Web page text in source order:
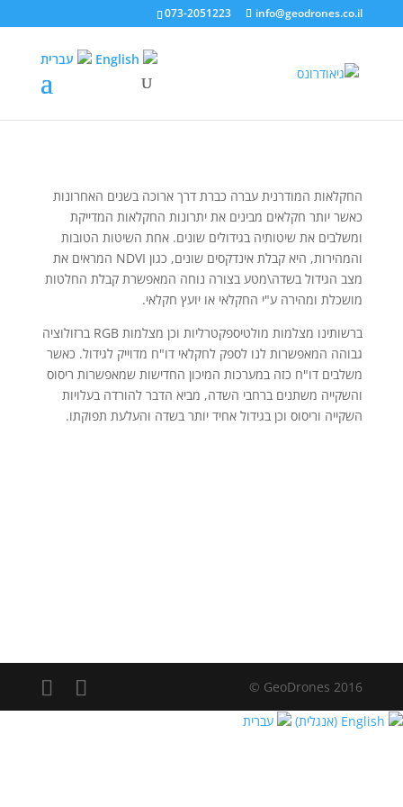
073-2051223 info@geodrones.co.il
עברית
החקלאות המודרנית עברה כברת דרך ארוכה בשנים האחרונות
כאשר יותר חקלאים מבינים את יתרונות החקלאות המדייקת
ומשלבים את שיטותיה בגידולים שונים. אחת השיטות הטובות
והמהירות, היא קבלת אינדקסים שונים, כגון NDVI המראים את
מצב הגידול בשדה\מטע בצורה נוחה המאפשרת קבלת החלטות
מושכלת ומהירה ע"י החקלאי או יועץ חקלאי.
ברשותינו מצלמות מולטיספקטרליות וכן מצלמות RGB ברזולוציה
גבוהה המאפשרות לנו לספק לחקלאי דו"ח מדוייק לגידול. כאשר
משלבים דו"ח כזה במערכות המיכון החדישות שמאפשרות ריסוס
והשקייה משתנים ברחבי השדה, מביא הדבר להורדה בעלויות
השקייה וריסוס וכן בגידול אחיד יותר בשדה והעלעת תפוקתו.
2016 GeoDrones ©
English (אנגלית) עברית